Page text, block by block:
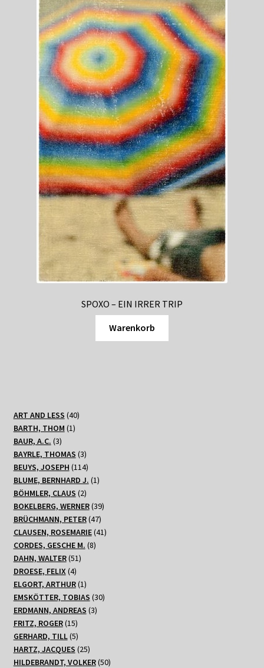
SPOXO – EIN IRRER TRIP
Warenkorb
ART AND LESS 4040
BARTH, THOM 11
BAUR, A.C. 33
Produkte
BAYRLE, THOMAS 33
Produkte
BEUYS, JOSEPH 114114
Produkte
BLUME, BERNHARD J. 11
BÖHMLER, CLAUS 22
Produkte
BOKELBERG, WERNER 3939
BRÜCHMANN, PETER 4747
Produkte
CLAUSEN, ROSEMARIE 4141
CORDES, GESCHE M. 88
DAHN, WALTER 5151
DROESE, FELIX 44
Produkte
ELGORT, ARTHUR 11
Produkt
EMSKÖTTER, TOBIAS 3030
ERDMANN, ANDREAS 33
FRITZ, ROGER 1515
Produkte
GERHARD, TILL 55
Produkte
HARTZ, JACQUES 2525
Produkte
HILDEBRANDT, VOLKER 5050